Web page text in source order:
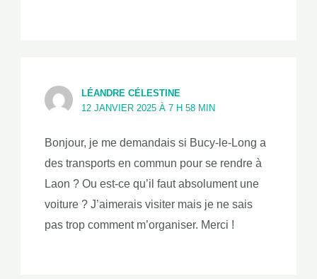
LÉANDRE CÉLESTINE
12 JANVIER 2025 À 7 H 58 MIN
Bonjour, je me demandais si Bucy-le-Long a
des transports en commun pour se rendre à
Laon ? Ou est-ce qu’il faut absolument une
voiture ? J’aimerais visiter mais je ne sais
pas trop comment m’organiser. Merci !